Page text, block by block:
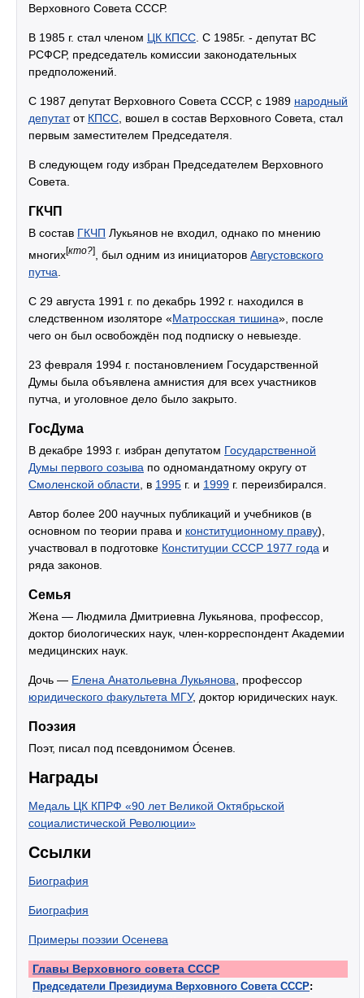
Верховного Совета СССР.
В 1985 г. стал членом ЦК КПСС . С 1985г. - депутат ВС
РСФСР, председатель комиссии законодательных
предположений.
С 1987 депутат Верховного Совета СССР, с 1989 народный
депутатот КПСС , вошел в состав Верховного Совета, стал
первым заместителем Председателя.
В следующем году избран Председателем Верховного
Совета.
ГКЧП
В состав ГКЧП Лукьянов не входил, однако по мнению
многих[кто?] , был одним из инициаторов Августовского
путча
С 29 августа 1991 г. по декабрь 1992 г. находился в
следственном изоляторе «Матросская тишина», после
чего он был освобождён под подписку о невыезде.
23 февраля 1994 г. постановлением Государственной
Думы была объявлена амнистия для всех участников
путча, и уголовное дело было закрыто.
ГосДума
В декабре 1993 г. избран депутатом Государственной
Думы первого созыва по одномандатному округу от
Смоленской области , в 1995 г. и 1999 г. переизбирался.
Автор более 200 научных публикаций и учебников (в
основном по теории права и конституционному праву),
участвовал в подготовке Конституции СССР 1977 года и
ряда законов.
Семья
Жена — Людмила Дмитриевна Лукьянова, профессор,
доктор биологических наук, член-корреспондент Академии
медицинских наук.
Дочь — Елена Анатольевна Лукьянова , профессор
юридического факультета МГУ, доктор юридических наук.
Поэзия
Поэт, писал под псевдонимом О́сенев.
Награды
Медаль ЦК КПРФ «90 лет Великой Октябрьской
социалистической Революции»
Ссылки
Биография
Биография
Примеры поэзии Осенева
Главы Верховного совета СССР
Председатели Президиума Верховного Совета СССР: